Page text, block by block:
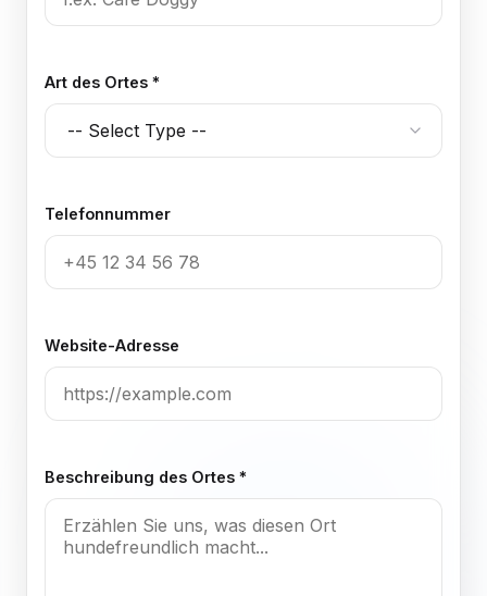
Art des Ortes *
Telefonnummer
Website-Adresse
Beschreibung des Ortes *